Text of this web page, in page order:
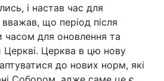
і настав час для
що період після
часом для оновлення та
Церкві. Церква в цю нову
до нових норм, які